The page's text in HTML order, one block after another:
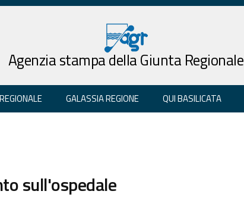
Agenzia stampa della Giunta Regionale
GALASSIA REGIONE QUI BASILICATA
sull'ospedale